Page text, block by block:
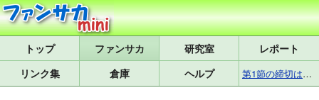
トップ 研究室
レポート
リンク集
倉庫 ヘルプ 第1節の締切は8月7日(金)17:25です